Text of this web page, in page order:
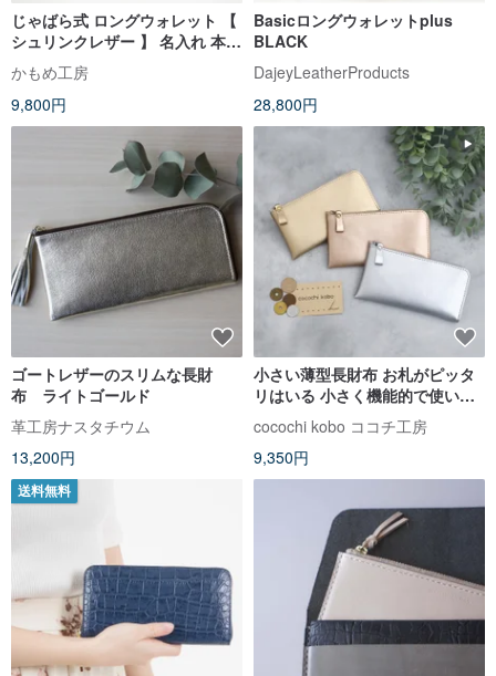
じゃばら式 ロングウォレット 【
シュリンクレザー 】 名入れ 本革
長財布 プレゼント HW19K
かもめ工房
9,800円
Basicロングウォレットplus
BLACK
DajeyLeatherProducts
28,800円
ゴートレザーのスリムな長財
布 ライトゴールド
革工房ナスタチウム
13,200円
小さい薄型長財布 お札がピッタ
リはいる 小さく機能的で使いや
な上質人工皮革製
cocochi kobo ココチ工房
9,350円
送料無料